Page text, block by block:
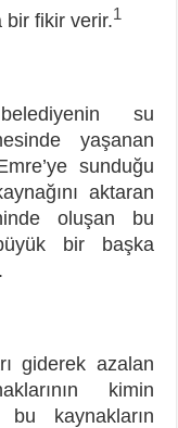
bir fikir verir.1
su
yaşanan
sunduğu
aktaran
oluşan bu
bir başka
giderek azalan
kimin
bu kaynakların